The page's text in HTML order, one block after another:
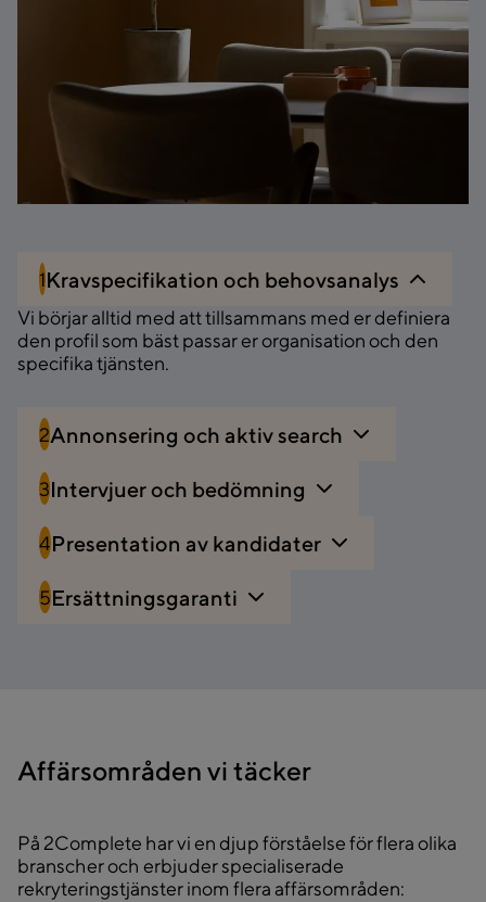
1Kravspecifikation och behovsanalys
Vi börjar alltid med att tillsammans med er definiera
den profil som bäst passar er organisation och den
specifika tjänsten.
2Annonsering och aktiv search
3Intervjuer och bedömning
4Presentation av kandidater
5Ersättningsgaranti
Affärsområden vi täcker
På 2Complete har vi en djup förståelse för flera olika
branscher och erbjuder specialiserade
rekryteringstjänster inom flera affärsområden: